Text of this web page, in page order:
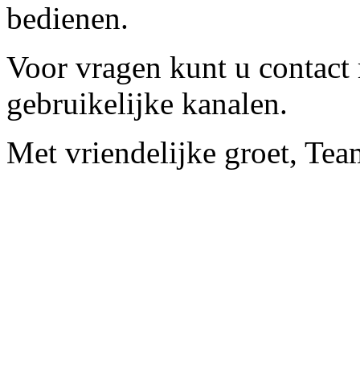
bedienen.
Voor vragen kunt u contact
gebruikelijke kanalen.
Met vriendelijke groet,